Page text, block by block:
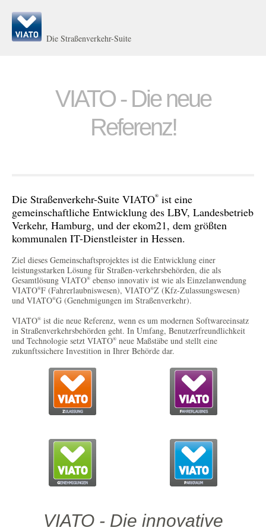
Die Straßenverkehr-Suite
VIATO - Die neue
Referenz!
Die Straßenverkehr-Suite VIATO® ist eine
gemeinschaftliche Entwicklung des LBV, Landesbetrieb
Verkehr, Hamburg, und der ekom21, dem größten
kommunalen IT-Dienstleister in Hessen.
Ziel dieses Gemeinschaftsprojektes ist die Entwicklung einer
leistungsstarken Lösung für Straßen-verkehrsbehörden, die als
Gesamtlösung VIATO® ebenso innovativ ist wie als Einzelanwendung
VIATO®F (Fahrerlaubniswesen), VIATO®Z (Kfz-Zulassungswesen)
und VIATO®G (Genehmigungen im Straßenverkehr).
VIATO® ist die neue Referenz, wenn es um modernen Softwareeinsatz
in Straßenverkehrsbehörden geht. In Umfang, Benutzerfreundlichkeit
und Technologie setzt VIATO® neue Maßstäbe und stellt eine
zukunftssichere Investition in Ihrer Behörde dar.
VIATO - Die innovative